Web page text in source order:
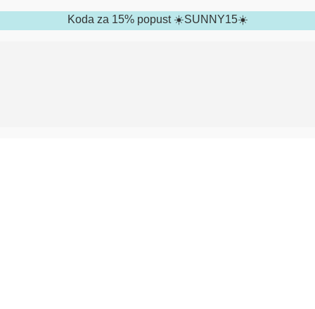
Koda za 15% popust ☀️SUNNY15☀️